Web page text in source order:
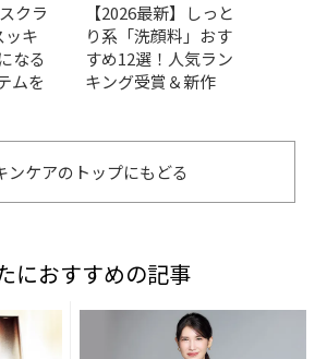
クラ
ッキ
なる
ムを
【2026最新】しっと
り系「洗顔料」おす
すめ12選！人気ラン
キング受賞＆新作
ンケアのトップにもどる
におすすめの記事